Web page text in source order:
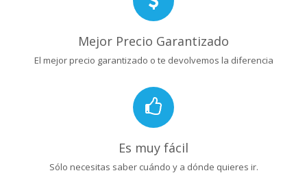
Mejor Precio Garantizado
El mejor precio garantizado o te devolvemos la diferencia
Es muy fácil
Sólo necesitas saber cuándo y a dónde quieres ir.